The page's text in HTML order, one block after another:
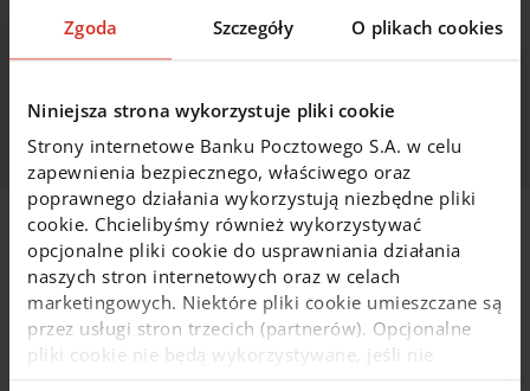
Zgoda Szczegóły O plikach cookies
Niniejsza strona wykorzystuje pliki cookie
Strony internetowe Banku Pocztowego S.A. w celu
zapewnienia bezpiecznego, właściwego oraz
poprawnego działania wykorzystują niezbędne pliki
cookie. Chcielibyśmy również wykorzystywać
opcjonalne pliki cookie do usprawniania działania
naszych stron internetowych oraz w celach
marketingowych. Niektóre pliki cookie umieszczane są
przez usługi stron trzecich (partnerów). Opcjonalne
pliki cookie nie będą wykorzystywane, jeśli nie
Na skróty
Wybierz konto osobiste